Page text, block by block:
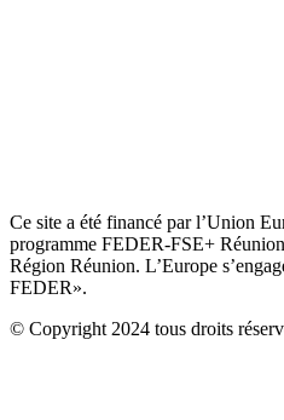
Ce site a été financé par l’Union
programme FEDER-FSE+
Région Réunion. L’Europe
FEDER».
© Copyright 2024 tous droits